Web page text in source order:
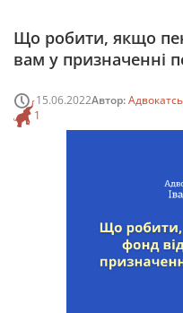
Що робити, якщо
вам у призначенні
15.06.2022Автор:
1